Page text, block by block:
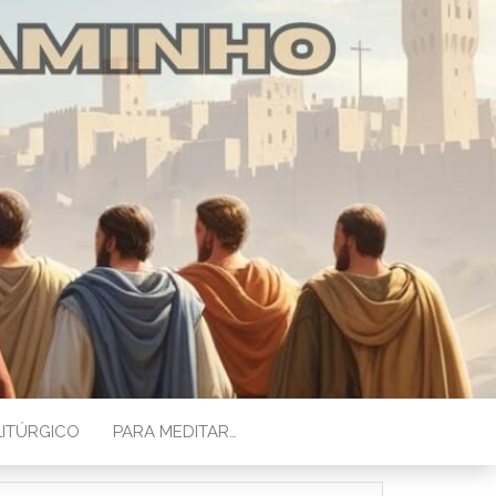
Testemunhos, simbolos e
e vivência cristã.
PARA MEDITAR…